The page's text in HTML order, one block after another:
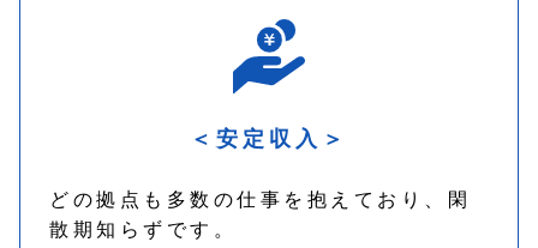
＜安定収入＞
どの拠点も多数の仕事を抱えており、閑
散期知らずです。